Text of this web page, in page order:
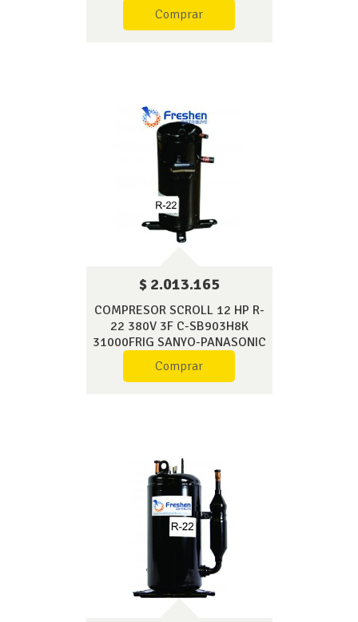
Comprar
$ 2.013.165
COMPRESOR SCROLL 12 HP R-
22 380V 3F C-SB903H8K
31000FRIG SANYO-PANASONIC
Comprar